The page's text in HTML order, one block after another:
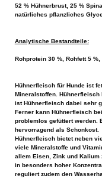
52 % Hühnerbrust, 25 %
natürliches pflanzliches
Analytische Bestandteile:
Rohprotein 30 %, Rohfett 5
Hühnerfleisch für Hunde ist
Mineralstoffen.
ist Hühnerfleisch dabei sehr
Ferner kann Hühnerfleisch
problemlos gefüttert werden.
hervorragend als Schonkost.
Hühnerfleisch bietet neben
viele Mineralstoffe und
allem Eisen, Zink und
in besonders hoher
reguliert zudem den